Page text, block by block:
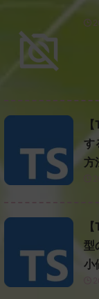
す
方
型
小